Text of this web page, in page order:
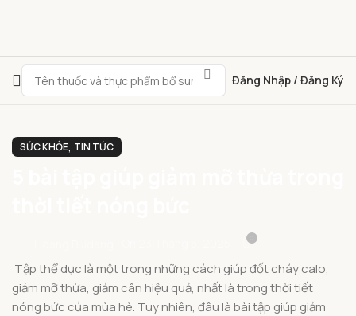
Đăng Nhập / Đăng Ký
SỨC KHỎE, TIN TỨC
0
Tập thể dục là một trong những cách giúp đốt cháy calo,
giảm mỡ thừa, giảm cân hiệu quả, nhất là trong thời tiết
nóng bức của mùa hè. Tuy nhiên, đâu là bài tập giúp giảm